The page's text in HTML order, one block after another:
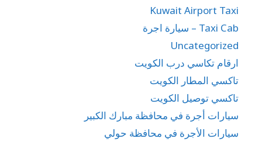
Kuwait Airport Taxi
Taxi Cab – سيارة اجرة
Uncategorized
ارقام تكاسي درب الكويت
تاكسي المطار الكويت
تاكسي توصيل الكويت
سيارات أجرة في محافظة مبارك الكبير
سيارات الأجرة في محافظة حولي